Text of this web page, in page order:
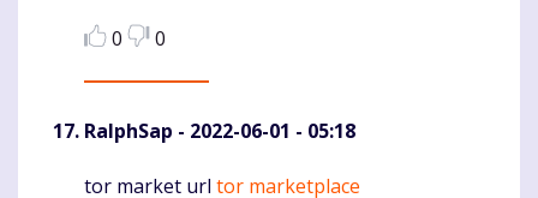
0
0
RalphSap - 2022-06-01 - 05:18
Komentaras
tor market url tor marketplace